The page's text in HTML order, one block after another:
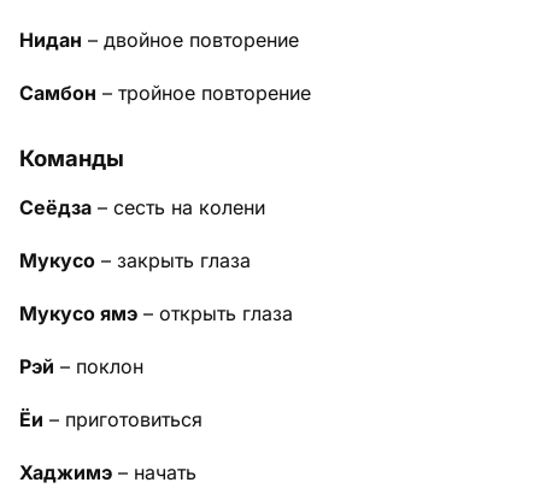
Нидан – двойное повторение
Самбон – тройное повторение
Команды
Сеёдза – сесть на колени
Мукусо – закрыть глаза
Мукусо ямэ – открыть глаза
Рэй – поклон
Ёи – приготовиться
Хаджимэ – начать